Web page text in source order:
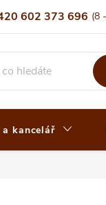
602 373 696
a kancelář